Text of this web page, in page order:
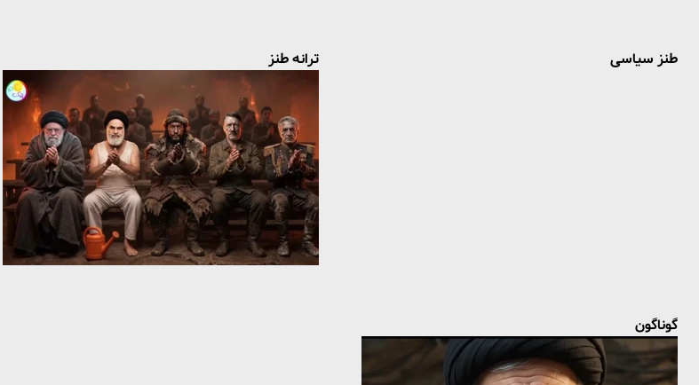
طنز سیاسی ترانه طنز
گوناگون